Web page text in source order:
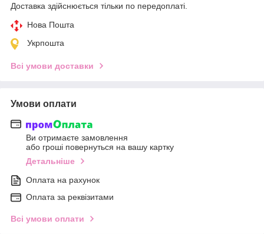
Доставка здійснюється тільки по передоплаті.
Нова Пошта
Укрпошта
Всі умови доставки
Умови оплати
Ви отримаєте замовлення
або гроші повернуться на вашу картку
Детальніше
Оплата на рахунок
Оплата за реквізитами
Всі умови оплати